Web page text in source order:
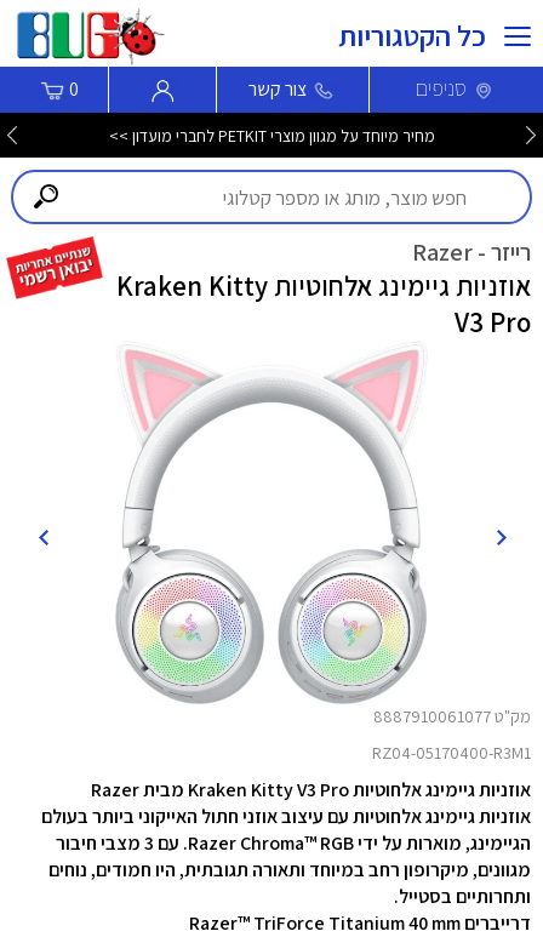
כל הקטגוריות
סניפים צור קשר 0
מחיר מיוחד על מגוון מוצרי PETKIT לחברי מועדון >>
רייזר - Razer
אוזניות גיימינג אלחוטיות Kraken Kitty
V3 Pro
מק"ט 8887910061077
RZ04-05170400-R3M1
אוזניות גיימינג אלחוטיות Kraken Kitty V3 Pro מבית Razer
אוזניות גיימינג אלחוטיות עם עיצוב אוזני חתול האייקוני ביותר בעולם
הגיימינג, מוארות על ידי Razer Chroma™ RGB. עם 3 מצבי חיבור
מגוונים, מיקרופון רחב במיוחד ותאורה תגובתית, היו חמודים, נוחים
ותחרותיים בסטייל.
דרייברים Razer™ TriForce Titanium 40 mm